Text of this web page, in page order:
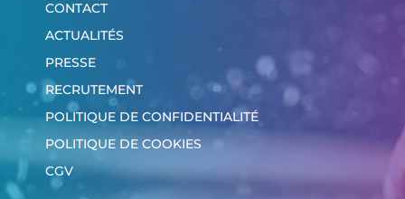
CONTACT
ACTUALITÉS
PRESSE
RECRUTEMENT
POLITIQUE DE CONFIDENTIALITÉ
POLITIQUE DE COOKIES
CGV